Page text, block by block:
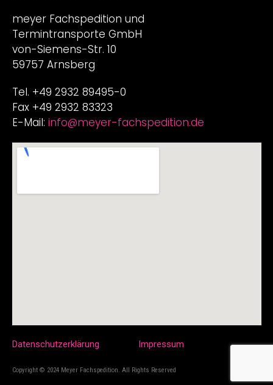
meyer Fachspedition und
Termintransporte GmbH
von-Siemens-Str. 10
59757 Arnsberg
Tel. +49 2932 89495-0
Fax +49 2932 83323
E-Mail: info@meyer-fachspedition.de
Copyright © 2024 Meyer Fachspedition. All Rights Reserved
Datenschutzerklärung Impressum